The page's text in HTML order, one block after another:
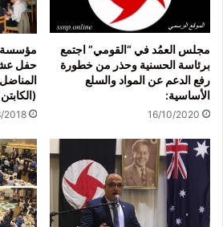
مجلس العمُد في “القومي” اجتمع
برئاسة الحسنية وحذر من خطورة
رفع الدعم عن المواد والسلع
الأساسية:
16/10/2020
مؤسسة
حفل
2018